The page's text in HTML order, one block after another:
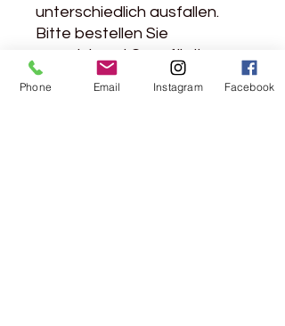
unterschiedlich ausfallen.
Bitte bestellen Sie
ausreichend Garn für Ihr
Projekt oder stricken Sie
abwechselnd mit zwei
Phone Email Instagram Facebook